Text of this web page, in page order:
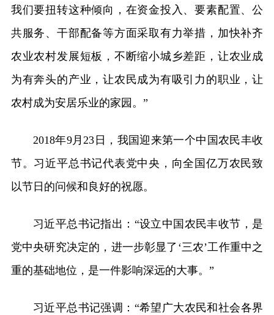
我们要扭转这种倾向，在资金投入、要素配置、公
共服务、干部配备等方面采取有力举措，加快补齐
农业农村发展短板，不断缩小城乡差距，让农业成
为有奔头的产业，让农民成为有吸引力的职业，让
农村成为安居乐业的家园。”
2018年9月23日，我国迎来第一个中国农民丰收
节。习近平总书记代表党中央，向全国亿万农民致
以节日的问候和良好的祝愿。
习近平总书记指出：“设立中国农民丰收节，是
党中央研究决定的，进一步彰显了‘三农’工作重中之
重的基础地位，是一件影响深远的大事。”
习近平总书记强调：“希望广大农民和社会各界